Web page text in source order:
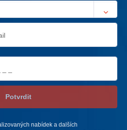
Potvrdit
nabídek a dalších